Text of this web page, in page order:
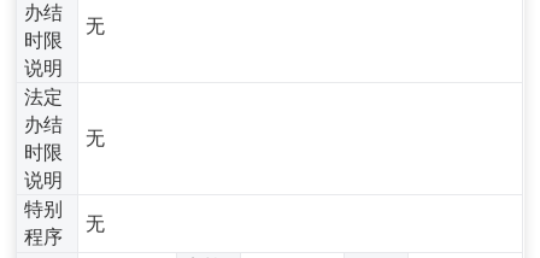
办结
时限
说明
无
法定
办结
时限
说明
无
特别
程序
无